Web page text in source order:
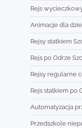
Rejs
Animacje dla
Rejsy statkiem
Rejs po Odrze
Rejsy regularne
Rejs statkiem po
Automatyzacja
Przedszkole